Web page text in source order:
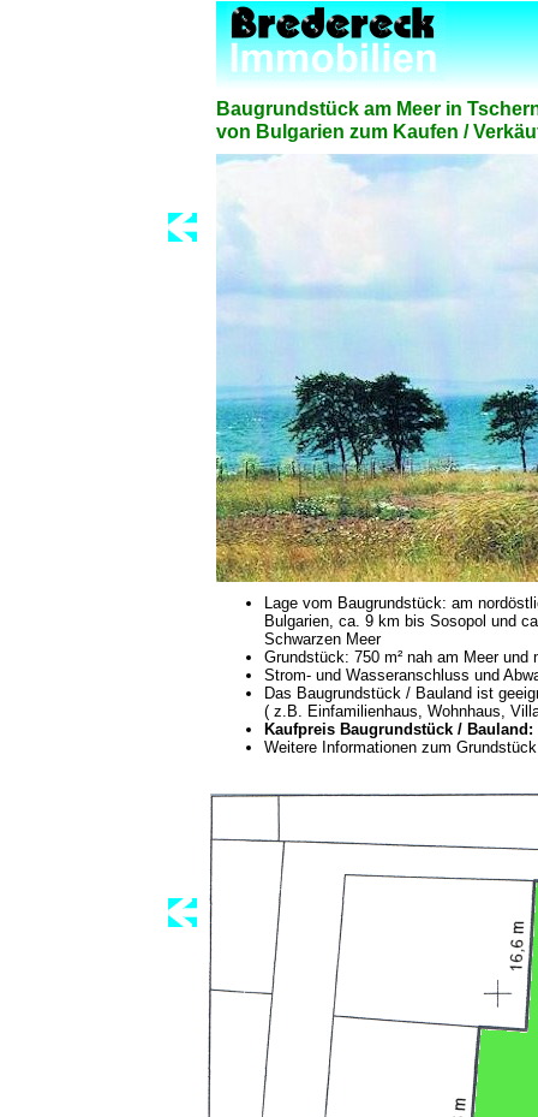
Baugrundstück am Meer in
von Bulgarien zum Kaufen /
Lage vom Baugrundstück: am
Bulgarien, ca. 9 km bis Sosopol und
Schwarzen Meer
Grundstück: 750 m² nah am Meer und
Strom- und Wasseranschluss und
Das Baugrundstück / Bauland ist
( z.B. Einfamilienhaus, Wohnhaus,
Kaufpreis Baugrundstück / Bauland:
Weitere Informationen zum